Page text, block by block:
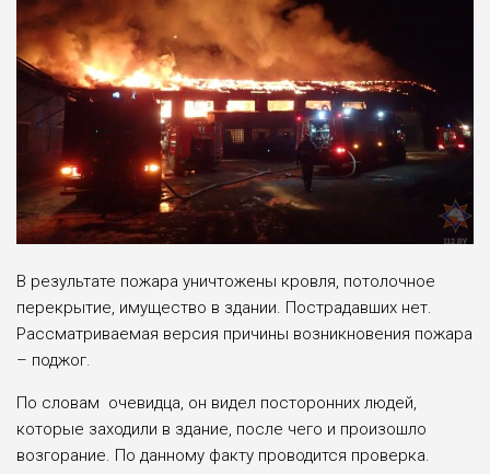
В результате пожара уничтожены кровля, потолочное
перекрытие, имущество в здании. Пострадавших нет.
Рассматриваемая версия причины возникновения пожара
– поджог.
По словам очевидца, он видел посторонних людей,
которые заходили в здание, после чего и произошло
возгорание. По данному факту проводится проверка.